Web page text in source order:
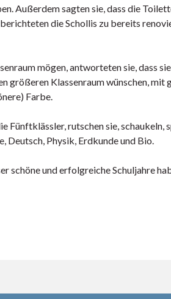
Außerdem sagten sie, dass die
die Schollis zu bereits
mögen, antworteten sie, dass
größeren Klassenraum wünschen,
Farbe.
Fünftklässler, rutschen sie,
Deutsch, Physik, Erdkunde und Bio.
schöne und erfolgreiche Schuljahre